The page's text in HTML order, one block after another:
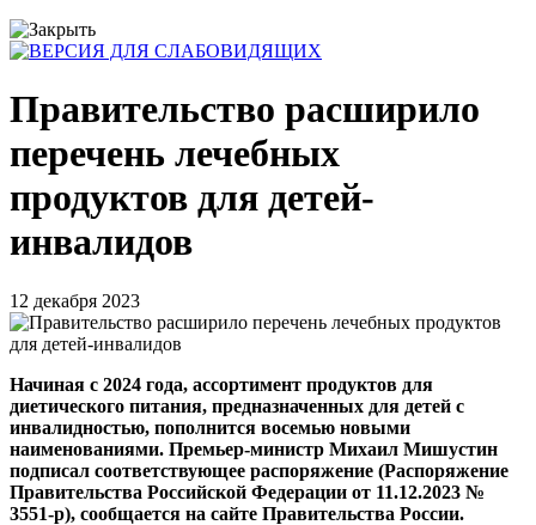
Правительство расширило
перечень лечебных
продуктов для детей-
инвалидов
12 декабря 2023
Начиная с 2024 года, ассортимент продуктов для
диетического питания, предназначенных для детей с
инвалидностью, пополнится восемью новыми
наименованиями. Премьер-министр Михаил Мишустин
подписал соответствующее распоряжение (Распоряжение
Правительства Российской Федерации от 11.12.2023 №
3551-р), сообщается на сайте Правительства России.